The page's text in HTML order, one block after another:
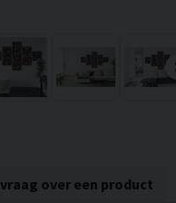
over een product